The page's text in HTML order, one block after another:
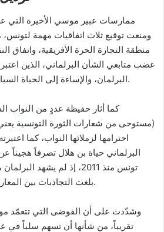
ممارسات عبير موسي الأخيرة التي
ومنعت توقيع ثلاث اتفاقيات مهمة
منطقة التجارة الحرة الأفريقية، واتفاق
غضب متابعي الشأن البرلماني، الذين
البرلمان، والإساءة إلى الحياة السياسية في تونس بعد الثورة.
كما أثار حفيظة عددٍ من النواب
(مستوحى من شعارات الثورة التونسية
احترامها لزملائها النواب، كما
البرلماني حياة بن هلال تصرفاً هجيناً
تونس منذ 2011، إذ لم يشهد
بلغت التجاذبات بين المعارضة والحكومات المتعاقبة.
وشدّدت على أن الفوضى التي تتعمّد
تقريباً، من شأنها أن تسهم سلباً في